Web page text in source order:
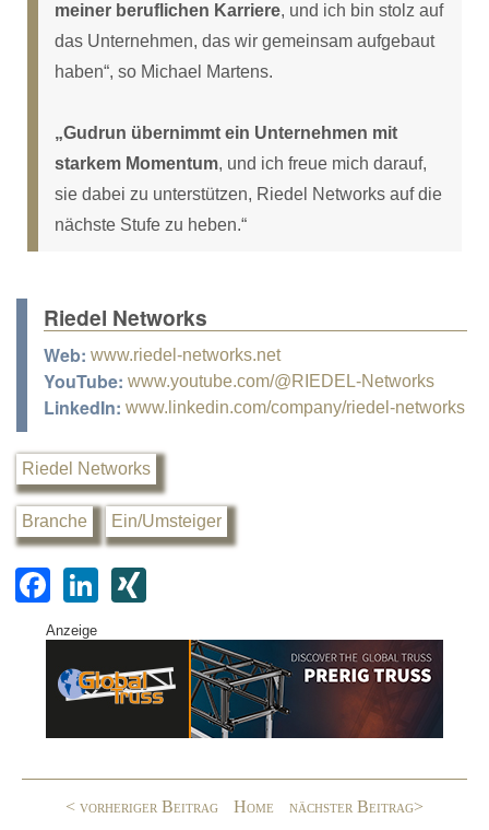
meiner beruflichen Karriere, und ich bin stolz auf
das Unternehmen, das wir gemeinsam aufgebaut
haben“, so Michael Martens.
„Gudrun übernimmt ein Unternehmen mit
starkem Momentum, und ich freue mich darauf,
sie dabei zu unterstützen, Riedel Networks auf die
nächste Stufe zu heben.“
Riedel Networks
Web: www.riedel-networks.net
YouTube: www.youtube.com/@RIEDEL-Networks
LinkedIn: www.linkedin.com/company/riedel-networks
Riedel Networks
Branche Ein/Umsteiger
F
a
c
e
o
Li
k
e
G
Anzeige
< vorheriger Beitrag Home nächster Beitrag>